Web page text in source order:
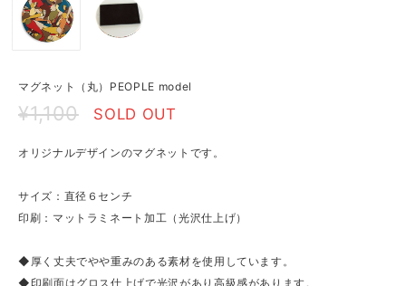
マグネット（丸）PEOPLE model
¥1,100 SOLD OUT
オリジナルデザインのマグネットです。
サイズ：直径６センチ
印刷：マットラミネート加工（光沢仕上げ）
◆厚く丈夫でやや重みのある素材を使用しています。
◆印刷面はグロス仕上げで光沢があり高級感があります。